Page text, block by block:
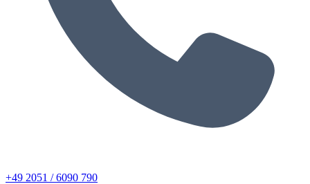
+49 2051 / 6090 790